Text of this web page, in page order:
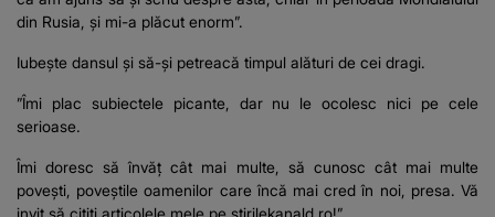
din Rusia, și mi-a plăcut enorm”.
Iubește dansul și să-și petreacă timpul alături de cei dragi.
”Îmi plac subiectele picante, dar nu le ocolesc nici pe cele
serioase.
Îmi doresc să învăț cât mai multe, să cunosc cât mai multe
povești, poveștile oamenilor care încă mai cred în noi, presa. Vă
invit să citiți articolele mele pe stirilekanald.ro!”.